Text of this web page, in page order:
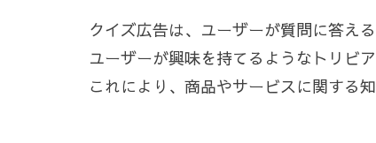
クイズ広告は、ユーザーが質問に答える
ユーザーが興味を持てるようなトリビ
これにより、商品やサービスに関する